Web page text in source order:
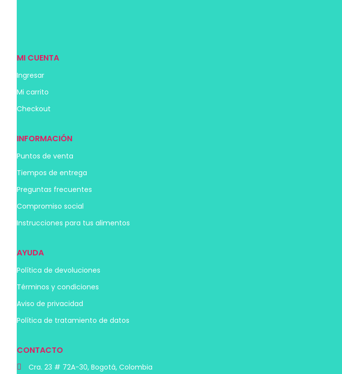
MI CUENTA
Ingresar
Mi carrito
Checkout
INFORMACIÓN
Puntos de venta
Tiempos de entrega
Preguntas frecuentes
Compromiso social
Instrucciones para tus alimentos
AYUDA
Política de devoluciones
Términos y condiciones
Aviso de privacidad
Política de tratamiento de datos
CONTACTO
Cra. 23 # 72A-30, Bogotá, Colombia